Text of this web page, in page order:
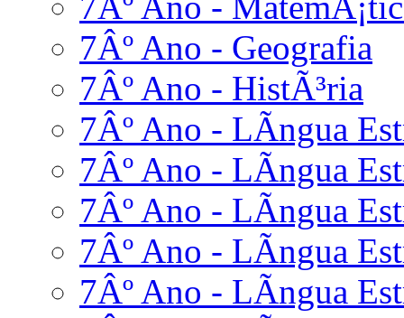
7Âº Ano - Geografia
7Âº Ano - HistÃ³ria
7Âº Ano - LÃ­ngua
7Âº Ano - LÃ­ngua
7Âº Ano - LÃ­ngua
7Âº Ano - LÃ­ngua
7Âº Ano - LÃ­ngua